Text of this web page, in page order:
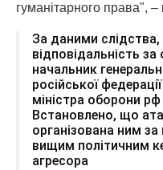
гуманітарного права",
За даними
відповідальність за
начальник
російської
міністра оборони
Встановлено, що
організована ним
вищим політичним
агресора